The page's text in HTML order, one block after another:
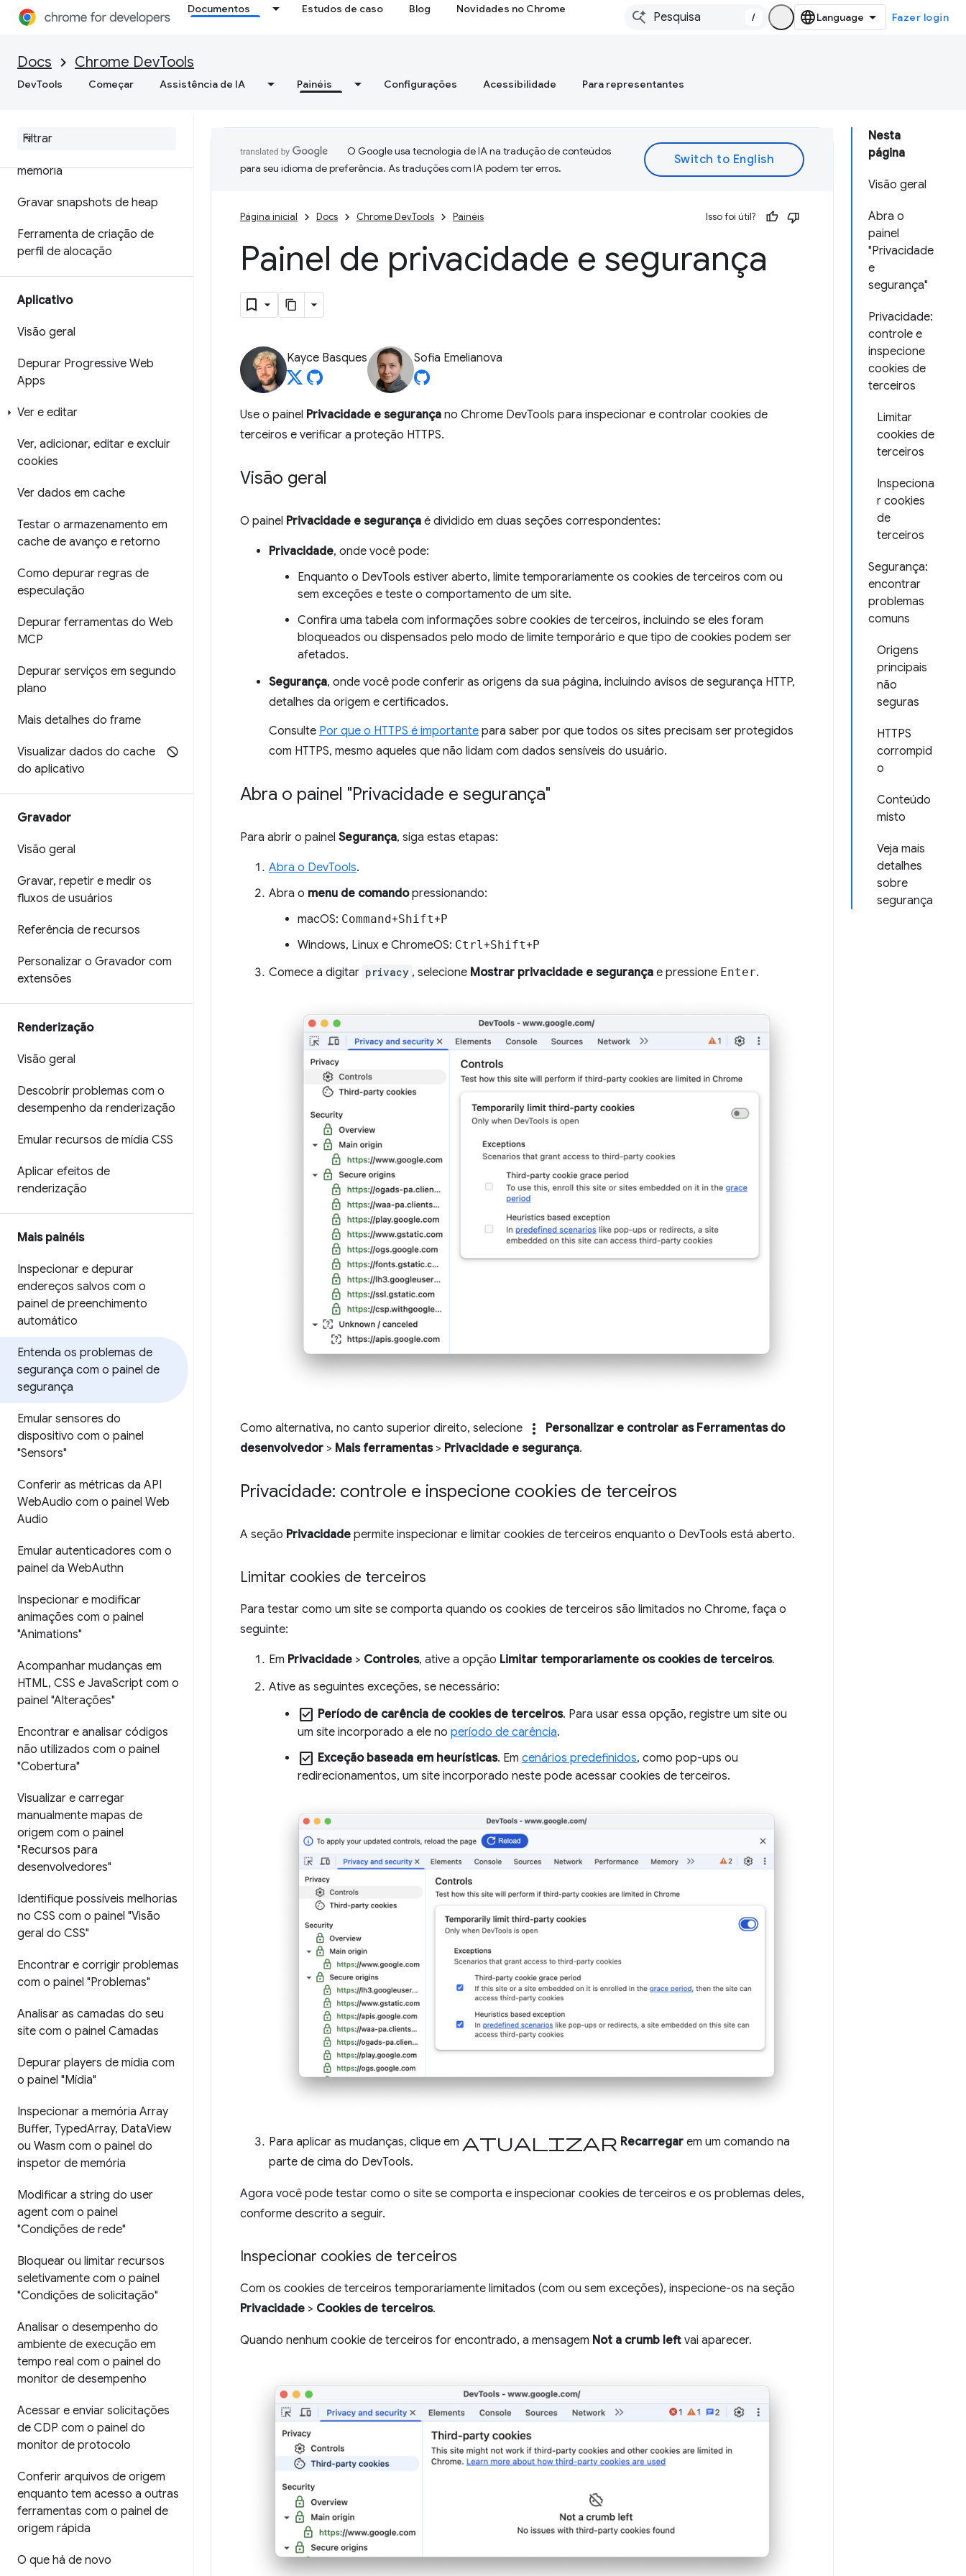
Documentos Estudos de caso Blog Novidades no Chrome
/ Fazer login
Docs Chrome DevTools
DevTools Começar Assistência de IA Painéis Configurações Acessibilidade Para representantes
Otimizar a velocidade da Web
Memória
Visão geral
memória
Gravar snapshots de heap
Ferramenta de criação de
perfil de alocação
Aplicativo
Visão geral
Depurar Progressive Web
Apps
Ver e editar
Ver, adicionar, editar e excluir
cookies
Ver dados em cache
Testar o armazenamento em
cache de avanço e retorno
Como depurar regras de
especulação
Depurar ferramentas do Web
MCP
Depurar serviços em segundo
plano
Mais detalhes do frame
Visualizar dados do cache
do aplicativo
Gravador
Visão geral
Gravar, repetir e medir os
fluxos de usuários
Referência de recursos
Personalizar o Gravador com
extensões
Renderização
Visão geral
Descobrir problemas com o
desempenho da renderização
Emular recursos de mídia CSS
Aplicar efeitos de
renderização
Mais painéis
Inspecionar e depurar
endereços salvos com o
painel de preenchimento
automático
Entenda os problemas de
segurança com o painel de
segurança
Emular sensores do
dispositivo com o painel
"Sensors"
Conferir as métricas da API
WebAudio com o painel Web
Audio
Emular autenticadores com o
painel da WebAuthn
Inspecionar e modificar
animações com o painel
"Animations"
Acompanhar mudanças em
HTML, CSS e JavaScript com o
painel "Alterações"
Encontrar e analisar códigos
não utilizados com o painel
"Cobertura"
Visualizar e carregar
manualmente mapas de
origem com o painel
"Recursos para
desenvolvedores"
Identifique possíveis melhorias
no CSS com o painel "Visão
geral do CSS"
Encontrar e corrigir problemas
com o painel "Problemas"
Analisar as camadas do seu
site com o painel Camadas
Depurar players de mídia com
o painel "Mídia"
Inspecionar a memória Array
Buffer, TypedArray, DataView
ou Wasm com o painel do
inspetor de memória
Modificar a string do user
agent com o painel
"Condições de rede"
Bloquear ou limitar recursos
seletivamente com o painel
"Condições de solicitação"
Analisar o desempenho do
ambiente de execução em
tempo real com o painel do
monitor de desempenho
Acessar e enviar solicitações
de CDP com o painel do
monitor de protocolo
Conferir arquivos de origem
enquanto tem acesso a outras
ferramentas com o painel de
origem rápida
O que há de novo
Nesta
página
Visão geral
Abra o
painel
"Privacidade
e
segurança"
Privacidade:
controle e
inspecione
cookies de
terceiros
Limitar
cookies de
terceiros
Inspeciona
r cookies
de
terceiros
Segurança:
encontrar
problemas
comuns
Origens
principais
não
seguras
HTTPS
corrompid
o
Conteúdo
misto
Veja mais
detalhes
sobre
segurança
O Google usa tecnologia de IA na tradução de conteúdos
para seu idioma de preferência. As traduções com IA podem ter erros.
Página inicial Docs Chrome DevTools Painéis Isso foi útil?
Painel de privacidade e segurança
Kayce Basques Sofia Emelianova
Use o painel Privacidade e segurança no Chrome DevTools para inspecionar e controlar cookies de
terceiros e verificar a proteção HTTPS.
Visão geral
O painel Privacidade e segurança é dividido em duas seções correspondentes:
Privacidade, onde você pode:
Enquanto o DevTools estiver aberto, limite temporariamente os cookies de terceiros com ou
sem exceções e teste o comportamento de um site.
Confira uma tabela com informações sobre cookies de terceiros, incluindo se eles foram
bloqueados ou dispensados pelo modo de limite temporário e que tipo de cookies podem ser
afetados.
Segurança, onde você pode conferir as origens da sua página, incluindo avisos de segurança HTTP,
detalhes da origem e certificados.
Consulte Por que o HTTPS é importante para saber por que todos os sites precisam ser protegidos
com HTTPS, mesmo aqueles que não lidam com dados sensíveis do usuário.
Abra o painel "Privacidade e segurança"
Para abrir o painel Segurança, siga estas etapas:
Abra o DevTools.
Abra o menu de comandopressionando:
macOS: Command+Shift+P
Windows, Linux e ChromeOS: Ctrl+Shift+P
Comece a digitar privacy , selecione Mostrar privacidade e segurança e pressione Enter.
Como alternativa, no canto superior direito, selecione more_vert
Personalizar e controlar as Ferramentas do
desenvolvedor > Mais ferramentas> Privacidade e segurança.
Privacidade: controle e inspecione cookies de terceiros
A seção Privacidade permite inspecionar e limitar cookies de terceiros enquanto o DevTools está aberto.
Limitar cookies de terceiros
Para testar como um site se comporta quando os cookies de terceiros são limitados no Chrome, faça o
seguinte:
Em Privacidade > Controles, ative a opção Limitar temporariamente os cookies de terceiros.
Ative as seguintes exceções, se necessário:
check_box Período de carência de cookies de terceiros. Para usar essa opção, registre um site ou
um site incorporado a ele no período de carência.
check_box Exceção baseada em heurísticas. Em cenários predefinidos, como pop-ups ou
redirecionamentos, um site incorporado neste pode acessar cookies de terceiros.
Para aplicar as mudanças, clique em Atualizar Recarregar em um comando na
parte de cima do DevTools.
Agora você pode testar como o site se comporta e inspecionar cookies de terceiros e os problemas deles,
conforme descrito a seguir.
Inspecionar cookies de terceiros
Com os cookies de terceiros temporariamente limitados (com ou sem exceções), inspecione-os na seção
Privacidade > Cookies de terceiros.
Quando nenhum cookie de terceiros for encontrado, a mensagem Not a crumb left vai aparecer.